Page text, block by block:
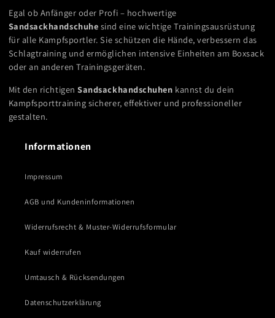
Egal ob Anfänger oder Profi – hochwertige
Sandsackhandschuhe sind eine wichtige Trainingsausrüstung
für alle Kampfsportler. Sie schützen die Hände, verbessern das
Schlagtraining und ermöglichen intensive Einheiten am Boxsack
oder an anderen Trainingsgeräten.
Mit den richtigenSandsackhandschuhen kannst du dein
Kampfsporttraining sicherer, effektiver und professioneller
gestalten.
Informationen
Impressum
AGB und Kundeninformationen
Widerrufsrecht & Muster-Widerrufsformular
Kauf widerrufen
Umtausch & Rücksendungen
Datenschutzerklärung